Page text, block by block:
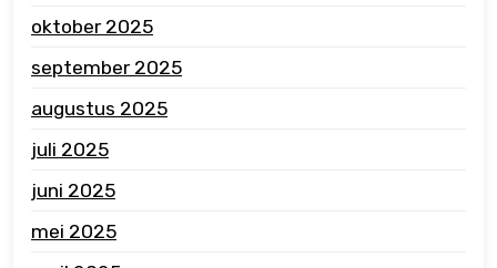
oktober 2025
september 2025
augustus 2025
juli 2025
juni 2025
mei 2025